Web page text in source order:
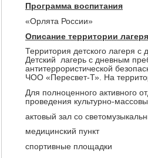
Программа воспитания
«Орлята России»
Описание территории лагеря
Территория детского лагеря
Детский лагерь с дневным
антитеррористической
ЧОО «Пересвет-Т». На
Для полноценного активного
проведения культурно-
актовый зал со
медицинский пункт
спортивные площадки